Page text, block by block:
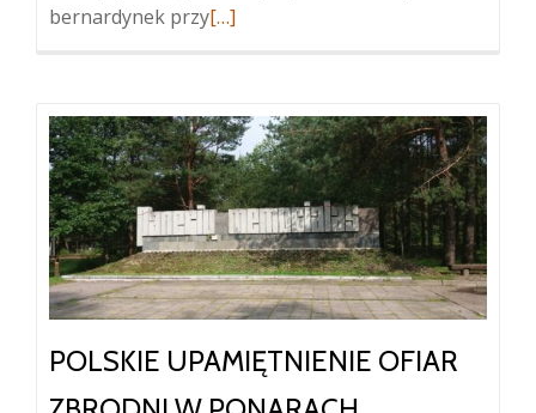
bernardynek przyWięcej
Wolnych
Polaków
Henryka
Pilścia
[…]
POLSKIE UPAMIĘTNIENIE OFIAR